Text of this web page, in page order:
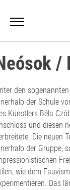
/
den
der Schule
Künstlers Béla
und diesen
Die neuen
der Gruppe,
wie dem
Das